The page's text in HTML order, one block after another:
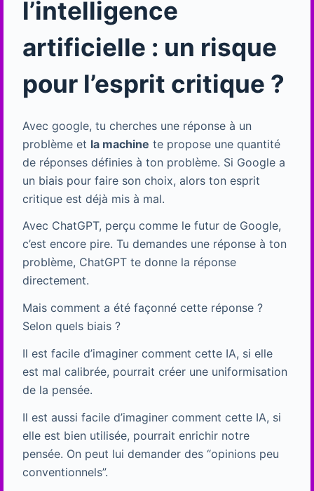
l’intelligence
artificielle : un risque
pour l’esprit critique ?
Avec google, tu cherches une réponse à un
problème et la machine te propose une quantité
de réponses définies à ton problème. Si Google a
un biais pour faire son choix, alors ton esprit
critique est déjà mis à mal.
Avec ChatGPT, perçu comme le futur de Google,
c’est encore pire. Tu demandes une réponse à ton
problème, ChatGPT te donne la réponse
directement.
Mais comment a été façonné cette réponse ?
Selon quels biais ?
Il est facile d’imaginer comment cette IA, si elle
est mal calibrée, pourrait créer une uniformisation
de la pensée.
Il est aussi facile d’imaginer comment cette IA, si
elle est bien utilisée, pourrait enrichir notre
pensée. On peut lui demander des “opinions peu
conventionnels”.